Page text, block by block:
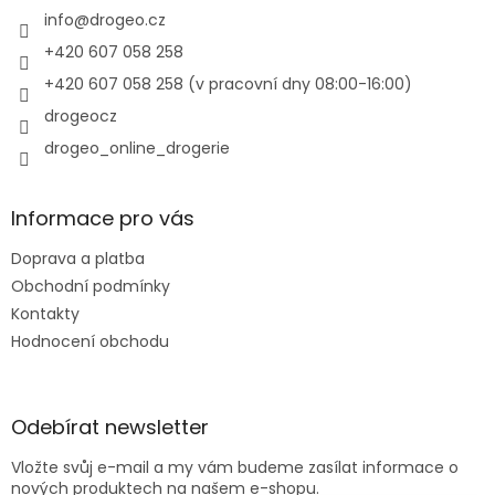
ý
info@drogeo.cz
+420 607 058 258
+420 607 058 258 (v pracovní dny 08:00-16:00)
drogeocz
drogeo_online_drogerie
Informace pro vás
Doprava a platba
Obchodní podmínky
Kontakty
Hodnocení obchodu
Odebírat newsletter
Vložte svůj e-mail a my vám budeme zasílat informace o
nových produktech na našem e-shopu.